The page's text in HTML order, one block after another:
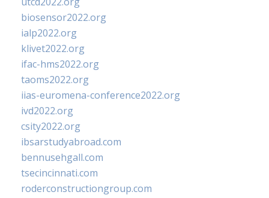
biosensor2022.org
ialp2022.org
klivet2022.org
ifac-hms2022.org
taoms2022.org
iias-euromena-conference2022.org
ivd2022.org
csity2022.org
ibsarstudyabroad.com
bennusehgall.com
tsecincinnati.com
roderconstructiongroup.com